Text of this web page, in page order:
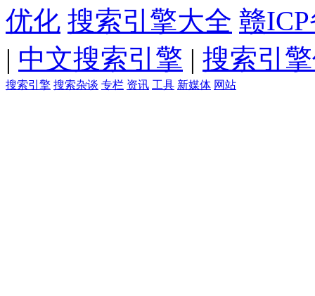
优化 搜索引擎大全 赣
| 中文搜索引擎 | 搜索引
搜索引擎 搜索杂谈 专栏 资讯 工具 新媒体 网站